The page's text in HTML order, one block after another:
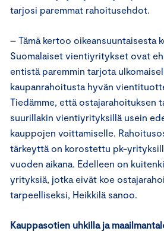
tarjosi paremmat rahoitusehdot.
– Tämä kertoo oikeansuuntaisesta
Suomalaiset vientiyritykset ovat
entistä paremmin tarjota
kaupanrahoitusta hyvän
Tiedämme, että ostajarahoituksen
suurillakin vientiyrityksillä usein
kauppojen voittamiselle.
tärkeyttä on korostettu pk-
vuoden aikana. Edelleen on
yrityksiä, jotka eivät koe
tarpeelliseksi, Heikkilä sanoo.
Kauppasotien uhkilla ja